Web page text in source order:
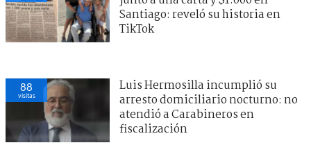
Santiago: reveló su historia en
TikTok
88
visitas
Luis Hermosilla incumplió su
arresto domiciliario nocturno: no
atendió a Carabineros en
fiscalización